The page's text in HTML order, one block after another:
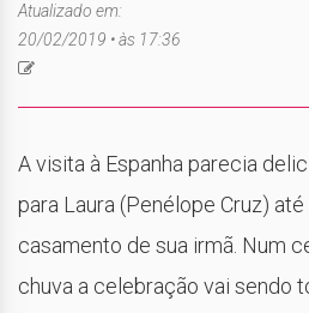
Atualizado em:
20/02/2019 • às 17:36
A visita à Espanha parecia
para Laura (Penélope Cruz)
casamento de sua irmã. Num
chuva a celebração vai sendo